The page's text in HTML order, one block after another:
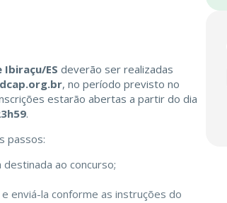
ES deverão ser realizadas
, no período previsto no
estarão abertas a partir do dia
.
passos:
destinada ao concurso;
enviá-la conforme as instruções do